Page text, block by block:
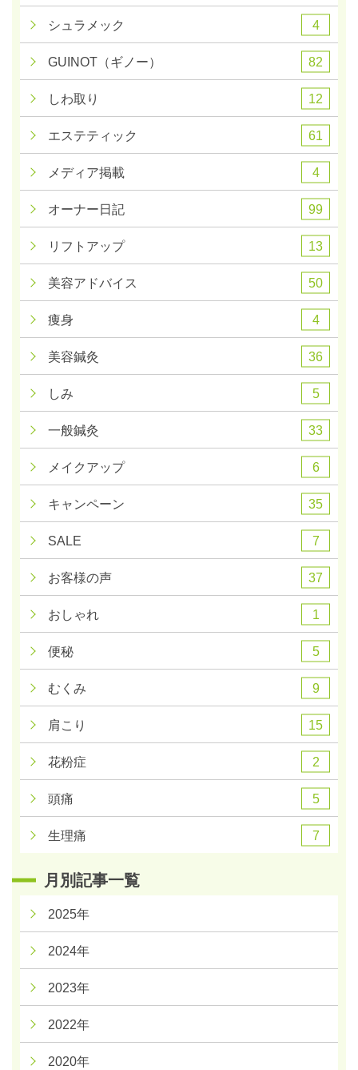
シュラメック 4
GUINOT（ギノー） 82
しわ取り 12
エステティック 61
メディア掲載 4
オーナー日記 99
リフトアップ 13
美容アドバイス 50
痩身 4
美容鍼灸 36
しみ 5
一般鍼灸 33
メイクアップ 6
キャンペーン 35
SALE 7
お客様の声 37
おしゃれ 1
便秘 5
むくみ 9
肩こり 15
花粉症 2
頭痛 5
生理痛 7
月別記事一覧
2025年
2024年
2023年
2022年
2020年